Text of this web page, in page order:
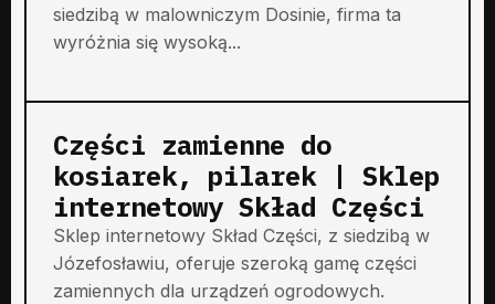
siedzibą w malowniczym Dosinie, firma ta
wyróżnia się wysoką...
Części zamienne do
kosiarek, pilarek | Sklep
internetowy Skład Części
Sklep internetowy Skład Części, z siedzibą w
Józefosławiu, oferuje szeroką gamę części
zamiennych dla urządzeń ogrodowych.